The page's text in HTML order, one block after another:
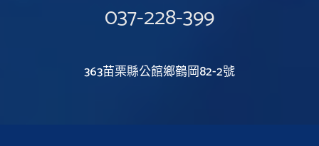
037-228-399
363苗栗縣公館鄉鶴岡82-2號